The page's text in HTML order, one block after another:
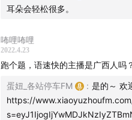
耳朵会轻松很多。
咘哩咘哩
2022.4.23
跑个题，语速快的主播是广西人吗
蛋妞_各站停车FM : 是的～ 欢
https://